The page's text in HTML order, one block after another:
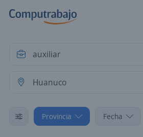
Provincia Fecha